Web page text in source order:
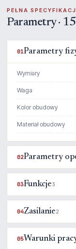
PEŁNA
Parametry ·
01Parametry
Wymiary
Waga
Kolor obudowy
Materiał obudowy
02Parametry
03Funkcje3
04Zasilanie2
05Warunki